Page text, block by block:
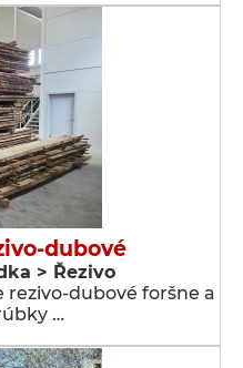
dubové
> Řezivo
rezivo-dubové foršne a
…